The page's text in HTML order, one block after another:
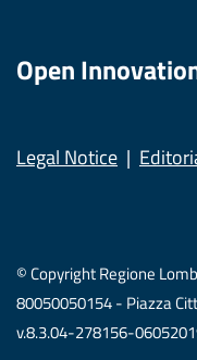
Open
Legal Notice
© Copyright Regione
80050050154 - Piazza
v.8.3.04-278156-